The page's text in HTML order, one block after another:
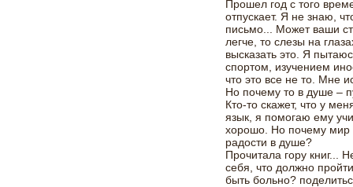
Прошел год с того
отпускает. Я не знаю,
письмо... Может ваши
легче, то слезы на
высказать это. Я
спортом, изучением
что это все не то. Мне
Но почему то в душе –
Кто-то скажет, что у
язык, я помогаю ему
хорошо. Но почему
радости в душе?
Прочитала гору книг...
себя, что должно
быть больно?